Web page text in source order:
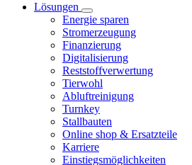
Lösungen
Energie sparen
Stromerzeugung
Finanzierung
Digitalisierung
Reststoffverwertung
Tierwohl
Abluftreinigung
Turnkey
Stallbauten
Online shop & Ersatzteile
Karriere
Einstiegsmöglichkeiten